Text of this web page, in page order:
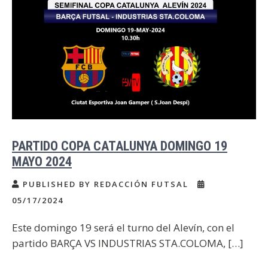
PARTIDO COPA CATALUNYA DOMINGO 19
MAYO 2024
PUBLISHED BY REDACCIÓN FUTSAL
05/17/2024
Este domingo 19 será el turno del Alevín, con el
partido BARÇA VS INDUSTRIAS STA.COLOMA, […]